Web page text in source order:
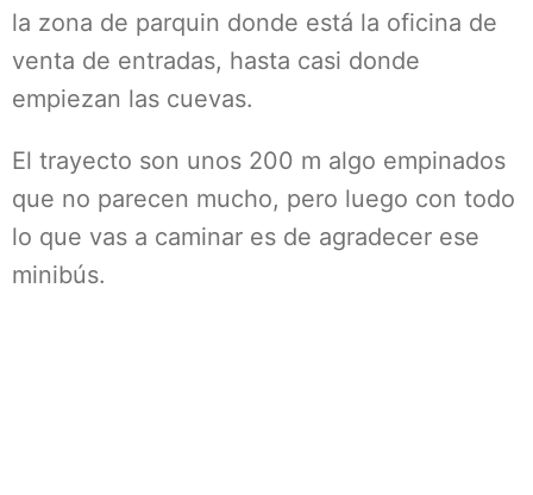
la zona de parquin donde está la oficina de
venta de entradas, hasta casi donde
empiezan las cuevas.
El trayecto son unos 200 m algo empinados
que no parecen mucho, pero luego con todo
lo que vas a caminar es de agradecer ese
minibús.